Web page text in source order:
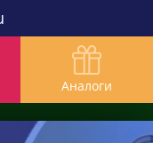
Аналоги